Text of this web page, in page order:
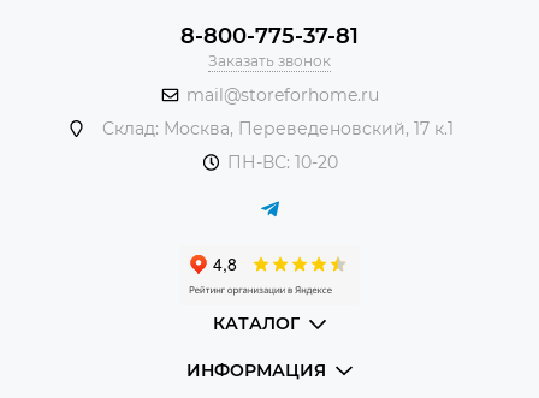
8-800-775-37-81
Заказать звонок
mail@storeforhome.ru
Склад: Москва, Переведеновский, 17 к.1
ПН-ВС: 10-20
КАТАЛОГ
ИНФОРМАЦИЯ